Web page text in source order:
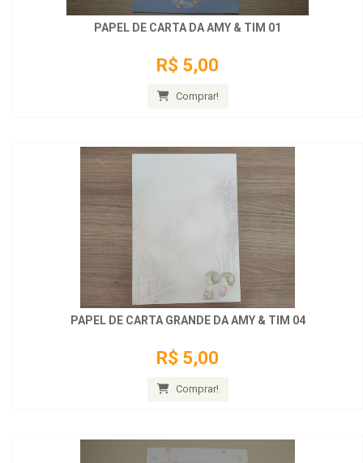
PAPEL DE CARTA DA AMY & TIM 01
R$ 5,00
Comprar!
PAPEL DE CARTA GRANDE DA AMY & TIM 04
R$ 5,00
Comprar!